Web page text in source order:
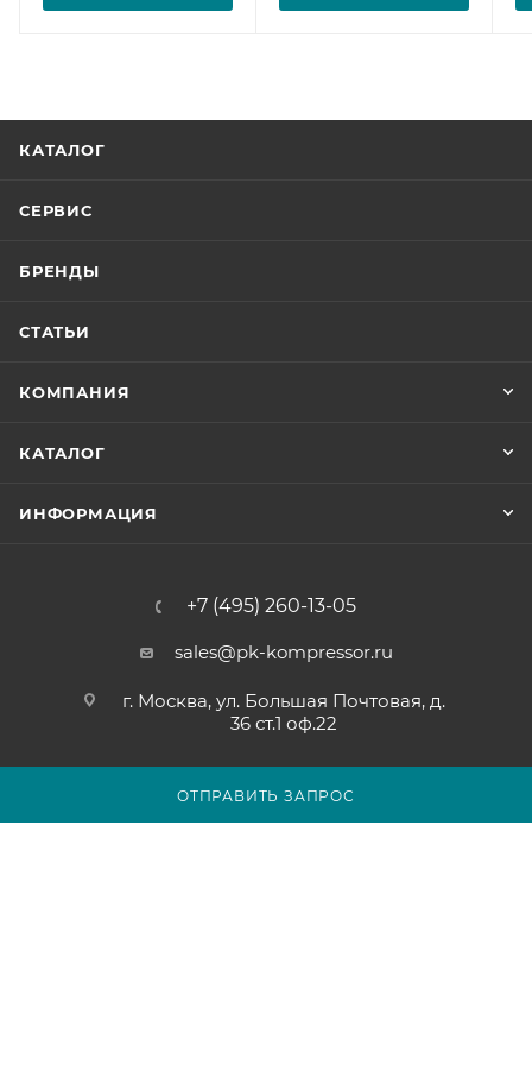
ОТПРАВИТЬ ЗАПРОС
КАТАЛОГ
СЕРВИС
БРЕНДЫ
СТАТЬИ
КОМПАНИЯ
КАТАЛОГ
ИНФОРМАЦИЯ
+7 (495) 260-13-05
sales@pk-kompressor.ru
г. Москва, ул. Большая Почтовая, д.
36 ст.1 оф.22